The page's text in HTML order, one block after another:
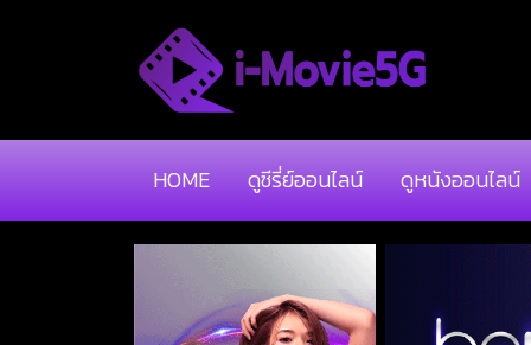
HOME ดูซีรี่ย์ออนไลน์ ดูหนังออนไลน์